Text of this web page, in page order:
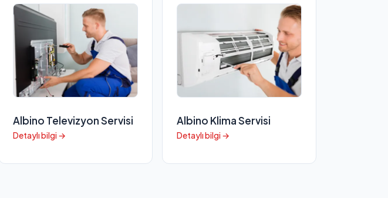
Albino Televizyon Servisi
Detaylı bilgi →
Albino Klima Servisi
Detaylı bilgi →